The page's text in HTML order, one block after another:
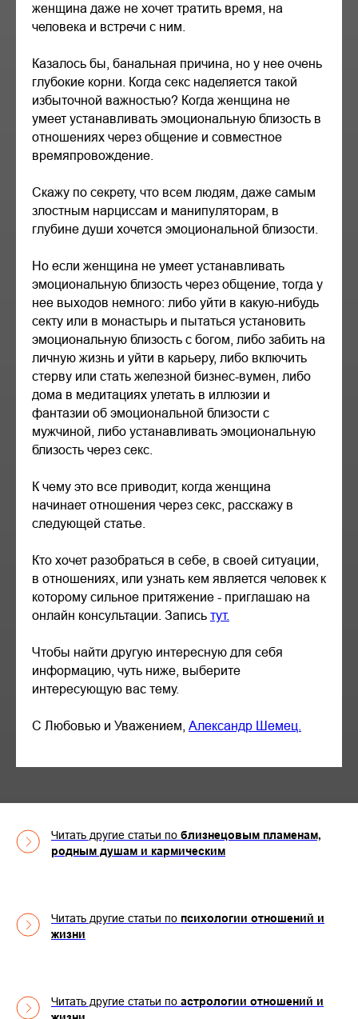
женщина даже не хочет тратить время, на
человека и встречи с ним.
Казалось бы, банальная причина, но у нее очень
глубокие корни. Когда секс наделяется такой
избыточной важностью? Когда женщина не
умеет устанавливать эмоциональную близость в
отношениях через общение и совместное
времяпровождение.
Скажу по секрету, что всем людям, даже самым
злостным нарциссам и манипуляторам, в
глубине души хочется эмоциональной близости.
Но если женщина не умеет устанавливать
эмоциональную близость через общение, тогда у
нее выходов немного: либо уйти в какую-нибудь
секту или в монастырь и пытаться установить
эмоциональную близость с богом, либо забить на
личную жизнь и уйти в карьеру, либо включить
стерву или стать железной бизнес-вумен, либо
дома в медитациях улетать в иллюзии и
фантазии об эмоциональной близости с
мужчиной, либо устанавливать эмоциональную
близость через секс.
К чему это все приводит, когда женщина
начинает отношения через секс, расскажу в
следующей статье.
Кто хочет разобраться в себе, в своей ситуации,
в отношениях, или узнать кем является человек к
которому сильное притяжение - приглашаю на
онлайн консультации. Запись тут.
Чтобы найти другую интересную для себя
информацию, чуть ниже, выберите
интересующую вас тему.
С Любовью и Уважением, Александр Шемец.
Читать другие статьи по близнецовым пламенам,
родным душам и кармическим
Читать другие статьи по психологии отношений и
жизни
Читать другие статьи по астрологии отношений и